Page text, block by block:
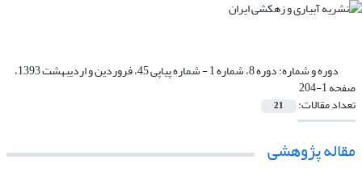
دوره و شماره: دوره 8، شماره 1 - شماره پیاپی 45، فروردین و اردیبهشت 1393،
صفحه 1-204
تعداد مقالات: 21
مقاله پژوهشی